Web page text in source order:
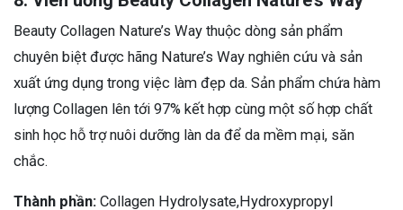
Beauty Collagen Nature’s Way thuộc dòng sản phẩm
chuyên biệt được hãng Nature’s Way nghiên cứu và sản
xuất ứng dụng trong việc làm đẹp da. Sản phẩm chứa hàm
lượng Collagen lên tới 97% kết hợp cùng một số hợp chất
sinh học hỗ trợ nuôi dưỡng làn da để da mềm mại, săn
chắc.
Thành phần: Collagen Hydrolysate,Hydroxypropyl